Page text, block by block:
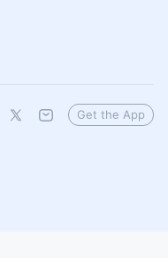
Get the App